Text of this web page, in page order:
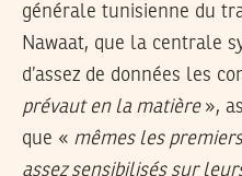
générale tunisienne du
Nawaat, que la centrale
d’assez de données les
prévaut en la matière»,
que « mêmes les
assez sensibilisés sur